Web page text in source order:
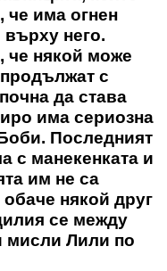
че има огнен
върху него.
че някой може
с
да става
има сериозна
Последният
с манекенката и
им не са
някой друг
се между
мисли Лили по